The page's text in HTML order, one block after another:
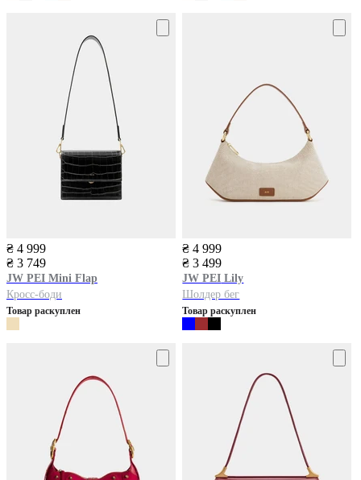
₴ 4 999
₴ 3 749
JW PEI Mini Flap
Кросс-боди
Товар раскуплен
₴ 4 999
₴ 3 499
JW PEI Lily
Шолдер бег
Товар раскуплен